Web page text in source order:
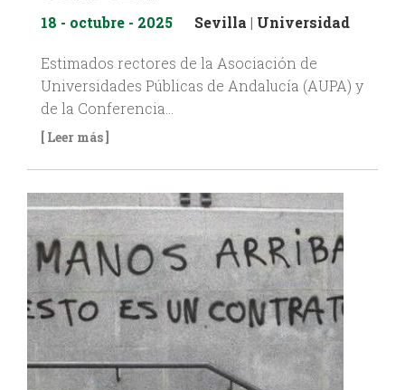
18 - octubre - 2025 Sevilla | Universidad
Estimados rectores de la Asociación de
Universidades Públicas de Andalucía (AUPA) y
de la Conferencia…
[ Leer más ]